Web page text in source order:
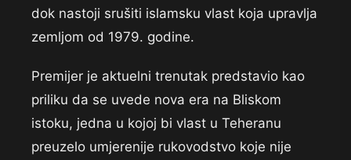
dok nastoji srušiti islamsku vlast koja upravlja
zemljom od 1979. godine.
Premijer je aktuelni trenutak predstavio kao
priliku da se uvede nova era na Bliskom
istoku, jedna u kojoj bi vlast u Teheranu
preuzelo umjerenije rukovodstvo koje nije